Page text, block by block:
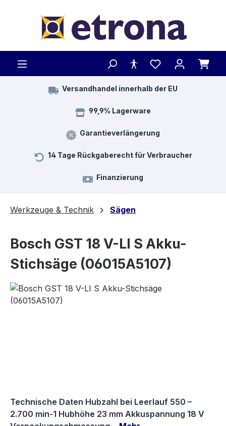
Versandhandel innerhalb der EU
99,9% Lagerware
Garantieverlängerung
14 Tage Rückgaberecht für Verbraucher
Finanzierung
Werkzeuge & Technik Sägen
Bosch GST 18 V-LI S Akku-
Stichsäge (06015A5107)
Bildergalerie überspringen
Technische Daten Hubzahl bei Leerlauf 550 –
2.700 min-1 Hubhöhe 23 mm Akkuspannung 18 V